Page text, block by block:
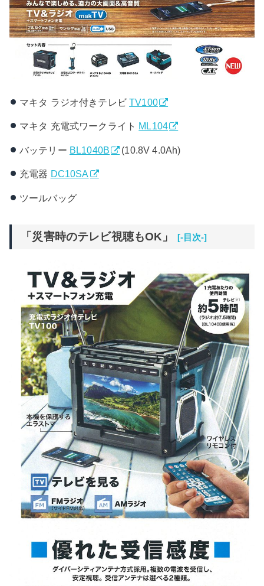
マキタ ラジオ付きテレビTV100
マキタ 充電式ワークライト ML104
バッテリー BL1040B (10.8V 4.0Ah)
充電器 DC10SA
ツールバッグ
「災害時のテレビ視聴もOK」 [-目次-]